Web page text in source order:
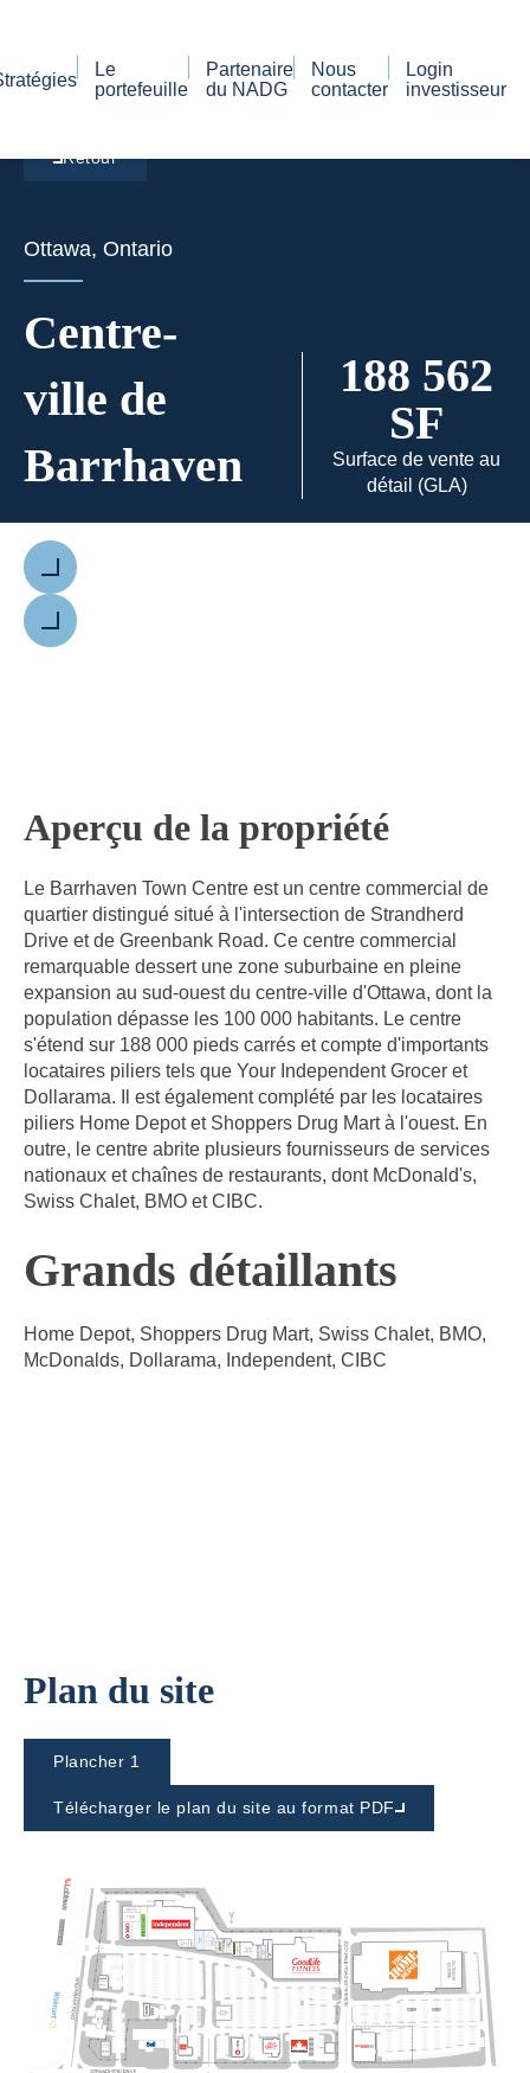
Le
portefeuille
Partenaire
du NADG
Nous
contacter
Login
investisseur
Retour
Ottawa, Ontario
Centre-
ville de
Barrhaven
188 562
SF
Surface de vente au
détail (GLA)
Précédent
Suivant
Aperçu de la propriété
Le Barrhaven Town Centre est un centre commercial de
quartier distingué situé à l'intersection de Strandherd
Drive et de Greenbank Road. Ce centre commercial
remarquable dessert une zone suburbaine en pleine
expansion au sud-ouest du centre-ville d'Ottawa, dont la
population dépasse les 100 000 habitants. Le centre
s'étend sur 188 000 pieds carrés et compte d'importants
locataires piliers tels que Your Independent Grocer et
Dollarama. Il est également complété par les locataires
piliers Home Depot et Shoppers Drug Mart à l'ouest. En
outre, le centre abrite plusieurs fournisseurs de services
nationaux et chaînes de restaurants, dont McDonald's,
Swiss Chalet, BMO et CIBC.
Grands détaillants
Home Depot, Shoppers Drug Mart, Swiss Chalet, BMO,
McDonalds, Dollarama, Independent, CIBC
Plan du site
Plancher 1
Télécharger le plan du site au format PDF